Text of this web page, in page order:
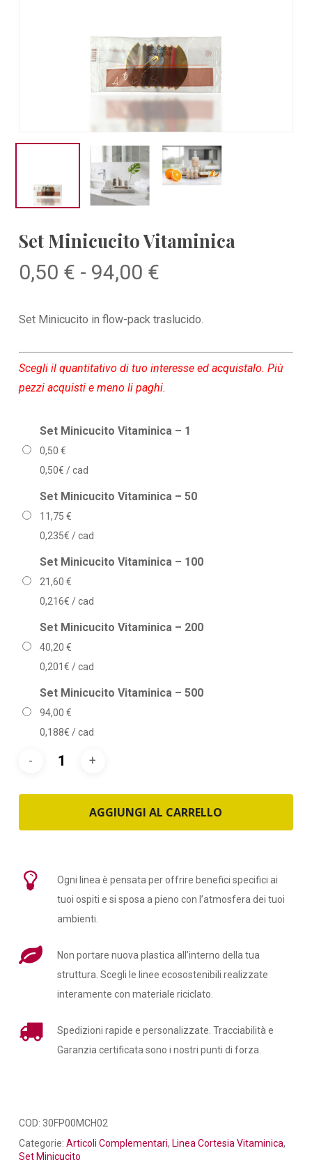
Set Minicucito Vitaminica
0,50 € - 94,00 €Fascia
prezzo:
0,50 €
a
94,00 €
Set Minicucito in flow-pack traslucido.
Scegli il quantitativo di tuo interesse ed acquistalo. Più
pezzi acquisti e meno li paghi.
Set Minicucito Vitaminica – 1
0,50 €
0,50€ / cad
Set Minicucito Vitaminica – 50
11,75 €
0,235€ / cad
Set Minicucito Vitaminica – 100
21,60 €
0,216€ / cad
Set Minicucito Vitaminica – 200
40,20 €
0,201€ / cad
Set Minicucito Vitaminica – 500
94,00 €
0,188€ / cad
AGGIUNGI AL CARRELLO
Ogni linea è pensata per offrire benefici specifici ai
tuoi ospiti e si sposa a pieno con l’atmosfera dei tuoi
ambienti.
Non portare nuova plastica all’interno della tua
struttura. Scegli le linee ecosostenibili realizzate
interamente con materiale riciclato.
Spedizioni rapide e personalizzate. Tracciabilità e
Garanzia certificata sono i nostri punti di forza.
COD: 30FP00MCH02
Categorie: Articoli Complementari, Linea Cortesia Vitaminica,
Set Minicucito